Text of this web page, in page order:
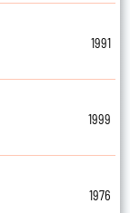
1991
1999
1976